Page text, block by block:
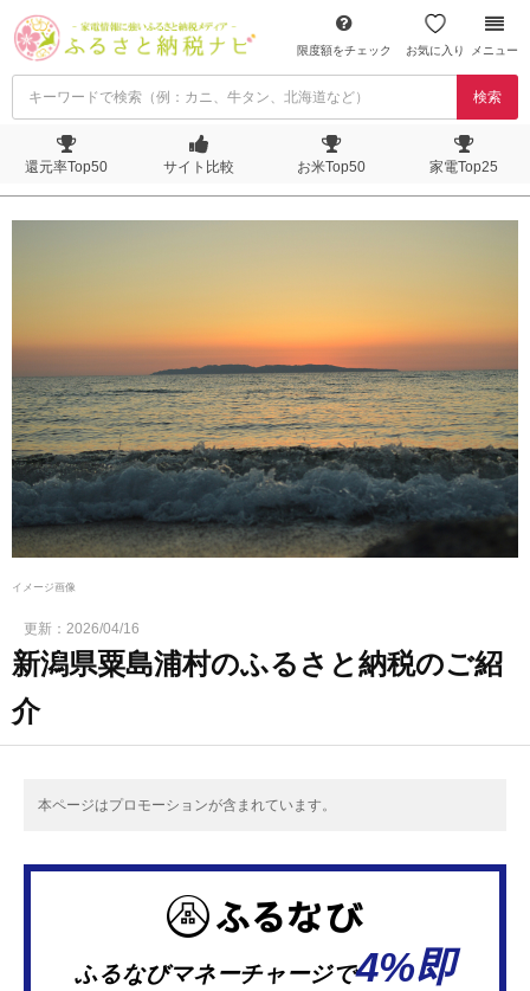
限度額をチェック お気に入り メニュー
検索
還元率Top50 サイト比較 お米Top50 家電Top25
イメージ画像
更新： 2026/04/16
新潟県粟島浦村のふるさと納税のご紹
介
本ページはプロモーションが含まれています。
ふるなびマネーチャージで4%即